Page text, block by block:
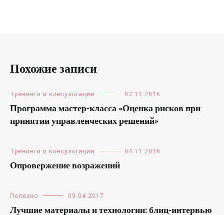
Похожие записи
Тренинги и консультации 03.11.2016
Программа мастер-класса «Оценка рисков при
принятии управленческих решений»
Тренинги и консультации 04.11.2016
Опровержение возражений
Полезно 09.04.2017
Лучшие материалы и технологии: блиц-интервью